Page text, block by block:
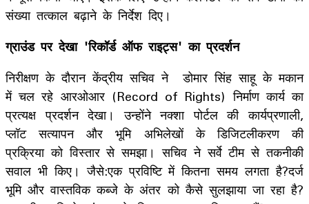
संख्या तत्काल बढ़ाने के निर्देश दिए।
​ग्राउंड पर देखा 'रिकॉर्ड ऑफ राइट्स' का प्रदर्शन
निरीक्षण के दौरान केंद्रीय सचिव ने डोमार सिंह साहू के मकान
में चल रहे आरओआर (Record of Rights) निर्माण कार्य का
प्रत्यक्ष प्रदर्शन देखा। उन्होंने नक्शा पोर्टल की कार्यप्रणाली,
प्लॉट सत्यापन और भूमि अभिलेखों के डिजिटलीकरण की
प्रक्रिया को विस्तार से समझा। सचिव ने सर्वे टीम से तकनीकी
सवाल भी किए। जैसे:​एक प्रविष्टि में कितना समय लगता है?​दर्ज
भूमि और वास्तविक कब्जे के अंतर को कैसे सुलझाया जा रहा है?